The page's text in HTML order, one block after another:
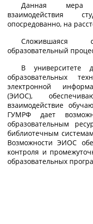
Данная мера
взаимодействия
опосредованно, на
Сложившаяся
образовательный
В университете
образовательных
электронной
(ЭИОС),
взаимодействие
ГУМРФ дает
образовательным
библиотечным
Возможности ЭИОС
контроля и
образовательных